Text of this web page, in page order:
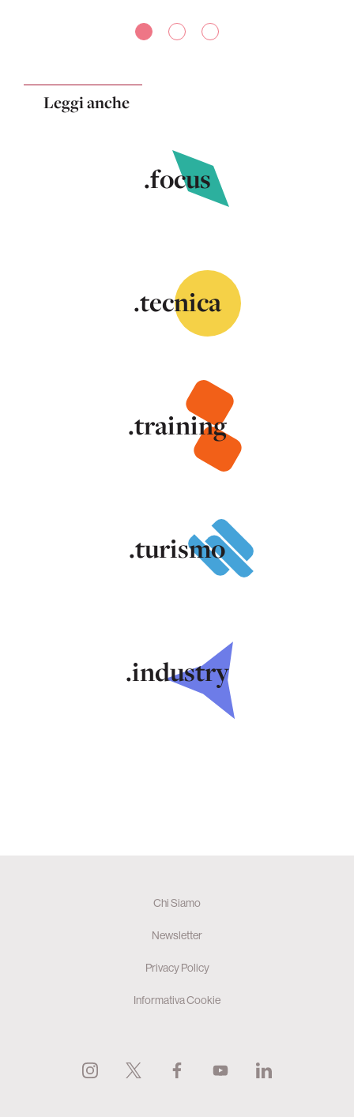
Leggi anche
.focus
.tecnica
.training
.turismo
.industry
Chi Siamo
Newsletter
Privacy Policy
Informativa Cookie